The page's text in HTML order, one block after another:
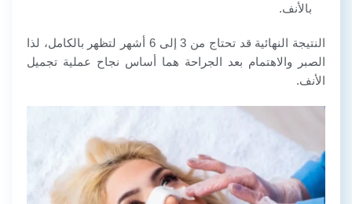
بالأنف.
النتيجة النهائية قد تحتاج من 3 إلى 6 أشهر لتظهر بالكامل، لذا
الصبر والاهتمام بعد الجراحة هما أساس نجاح عملية تجميل
الأنف.